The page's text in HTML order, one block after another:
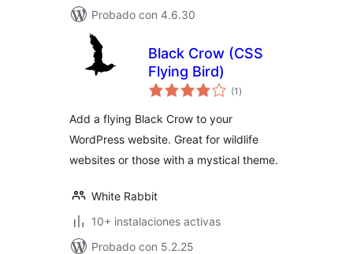
Probado con 4.6.30
Black Crow (CSS
Flying Bird)
(1 evaluación
total
)
Add a flying Black Crow to your
WordPress website. Great for wildlife
websites or those with a mystical theme.
White Rabbit
10+ instalaciones activas
Probado con 5.2.25